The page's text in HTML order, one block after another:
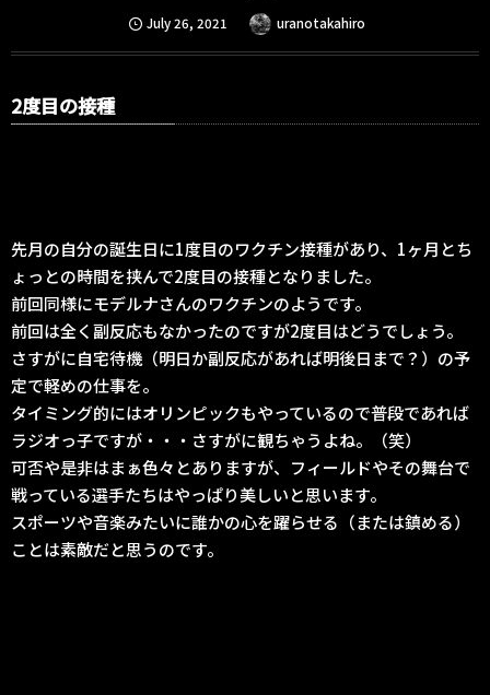
July 26, 2021 uranotakahiro
2度目の接種
先月の自分の誕生日に1度目のワクチン接種があり、1ヶ月とち
ょっとの時間を挟んで2度目の接種となりました。
前回同様にモデルナさんのワクチンのようです。
前回は全く副反応もなかったのですが2度目はどうでしょう。
さすがに自宅待機（明日か副反応があれば明後日まで？）の予
定で軽めの仕事を。
タイミング的にはオリンピックもやっているので普段であれば
ラジオっ子ですが・・・さすがに観ちゃうよね。（笑）
可否や是非はまぁ色々とありますが、フィールドやその舞台で
戦っている選手たちはやっぱり美しいと思います。
スポーツや音楽みたいに誰かの心を躍らせる（または鎮める）
ことは素敵だと思うのです。